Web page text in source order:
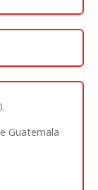
Guatemala